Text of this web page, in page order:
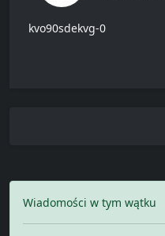
kvo90sdekvg-0
Wiadomości w tym wątku